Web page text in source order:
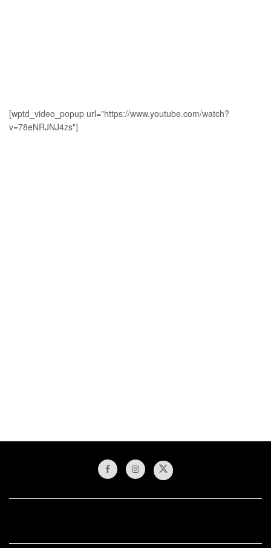
[wptd_video_popup url="https://www.youtube.com/watch?
v=78eNRJNJ4zs"]